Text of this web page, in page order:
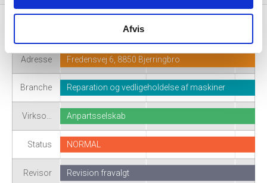
Afvis
Adresse
Branche
Virkso…
Status
Revisor
Ulstrup Auto ApS
Fredensvej 6, 8850 Bjerringbro
Reparation og vedligeholdelse af maskiner
Anpartsselskab
NORMAL
Revision fravalgt